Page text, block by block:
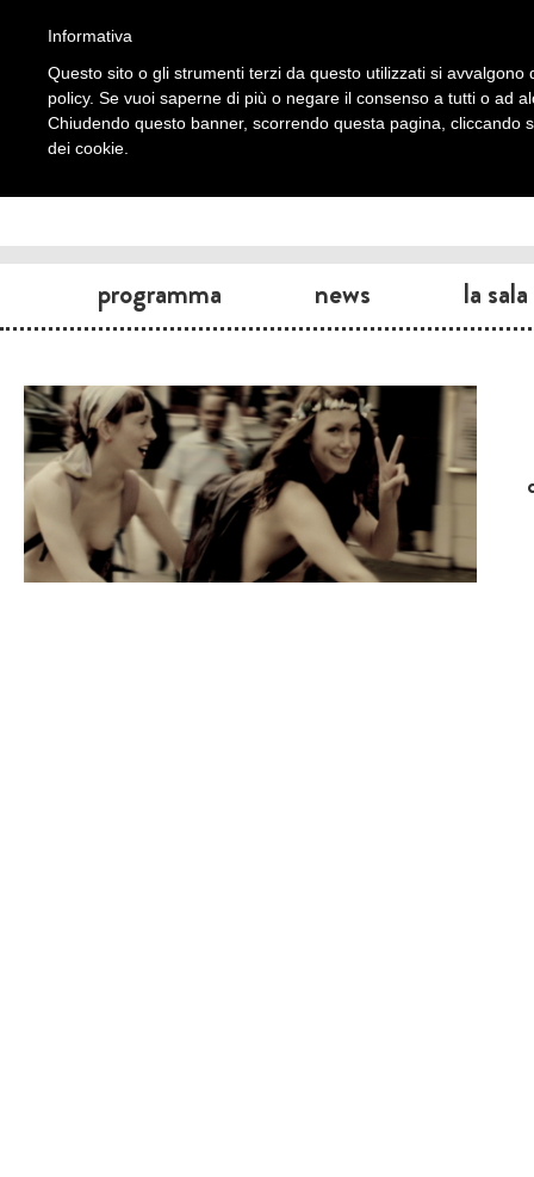
programma news la sala
Informativa
Questo sito o gli strumenti terzi da questo utilizzati si
policy. Se vuoi saperne di più o negare il consenso a tutti o ad
Chiudendo questo banner, scorrendo questa pagina, cliccando
dei cookie.